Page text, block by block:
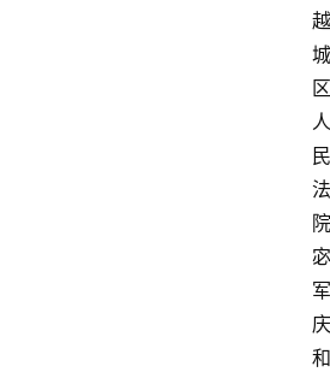
越
城
区
人
民
法
院
宓
军
庆
和